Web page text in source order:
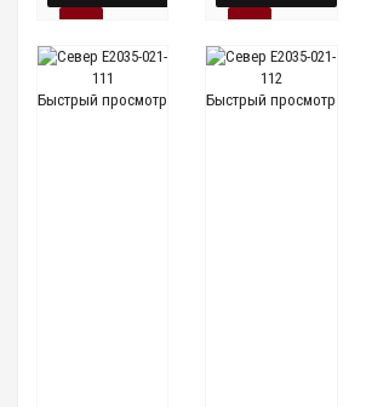
Быстрый просмотр Быстрый просмотр